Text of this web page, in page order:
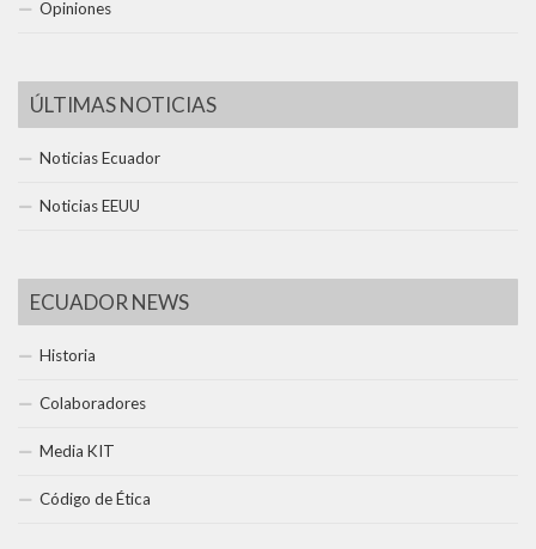
Opiniones
ÚLTIMAS NOTICIAS
Noticias Ecuador
Noticias EEUU
ECUADOR NEWS
Historia
Colaboradores
Media KIT
Código de Ética